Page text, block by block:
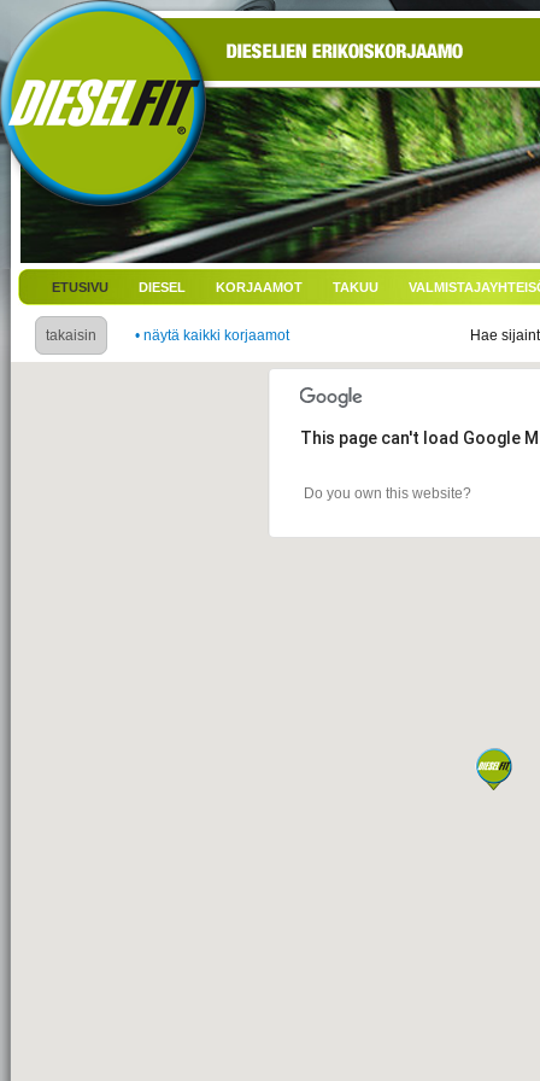
ETUSIVU DIESEL KORJAAMOT TAKUU
takaisin • näytä kaikki korjaamot Hae
This page can't load Google
Do you own this website?